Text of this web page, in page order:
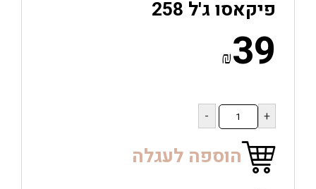
פיקאסו ג'ל 258
₪39
כמות
של
פיקאסו
ג'ל
258הוספה לעגלה